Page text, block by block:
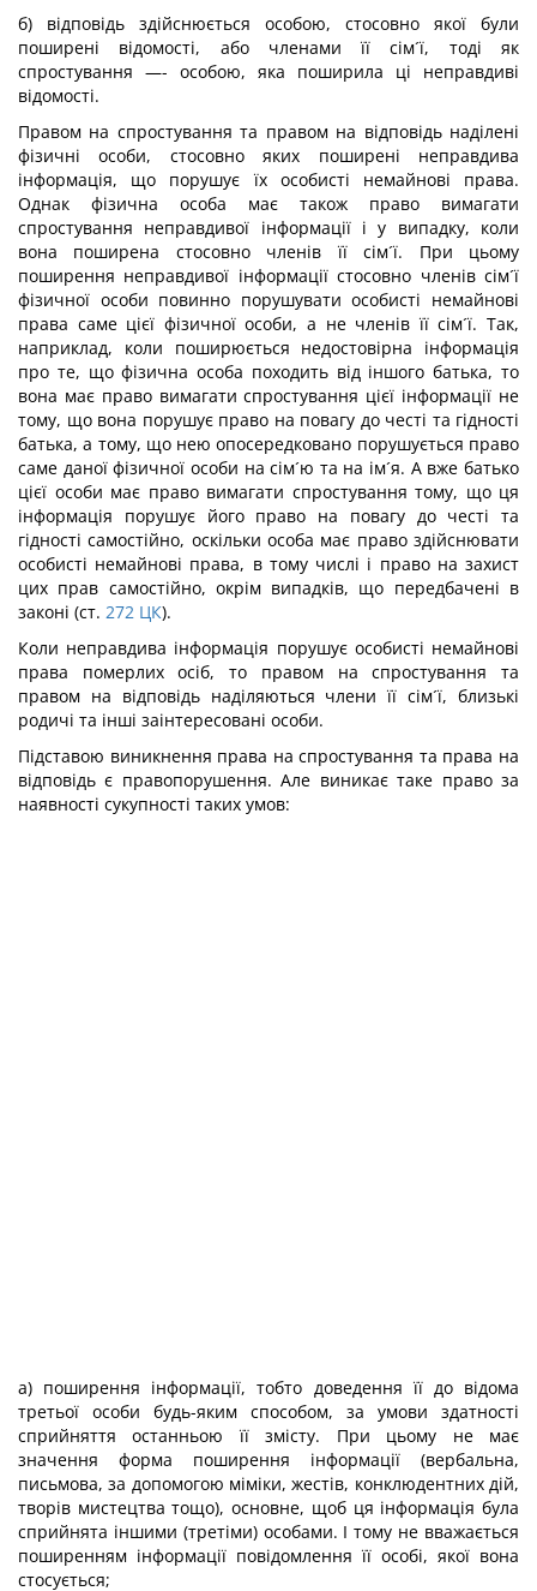
б) відповідь здійснюється особою, стосовно якої були
поширені відомості, або членами її сім´ї, тоді як
спростування —- особою, яка поширила ці неправдиві
відомості.
Правом на спростування та правом на відповідь наділені
фізичні особи, стосовно яких поширені неправдива
інформація, що порушує їх особисті немайнові права.
Однак фізична особа має також право вимагати
спростування неправдивої інформації і у випадку, коли
вона поширена стосовно членів її сім´ї. При цьому
поширення неправдивої інформації стосовно членів сім´ї
фізичної особи повинно порушувати особисті немайнові
права саме цієї фізичної особи, а не членів її сім´ї. Так,
наприклад, коли поширюється недостовірна інформація
про те, що фізична особа походить від іншого батька, то
вона має право вимагати спростування цієї інформації не
тому, що вона порушує право на повагу до честі та гідності
батька, а тому, що нею опосередковано порушується право
саме даної фізичної особи на сім´ю та на ім´я. А вже батько
цієї особи має право вимагати спростування тому, що ця
інформація порушує його право на повагу до честі та
гідності самостійно, оскільки особа має право здійснювати
особисті немайнові права, в тому числі і право на захист
цих прав самостійно, окрім випадків, що передбачені в
законі (ст. 272 ЦК).
Коли неправдива інформація порушує особисті немайнові
права померлих осіб, то правом на спростування та
правом на відповідь наділяються члени її сім´ї, близькі
родичі та інші заінтересовані особи.
Підставою виникнення права на спростування та права на
відповідь є правопорушення. Але виникає таке право за
наявності сукупності таких умов:
а) поширення інформації, тобто доведення її до відома
третьої особи будь-яким способом, за умови здатності
сприйняття останньою її змісту. При цьому не має
значення форма поширення інформації (вербальна,
письмова, за допомогою міміки, жестів, конклюдентних дій,
творів мистецтва тощо), основне, щоб ця інформація була
сприйнята іншими (третіми) особами. І тому не вважається
поширенням інформації повідомлення її особі, якої вона
стосується;